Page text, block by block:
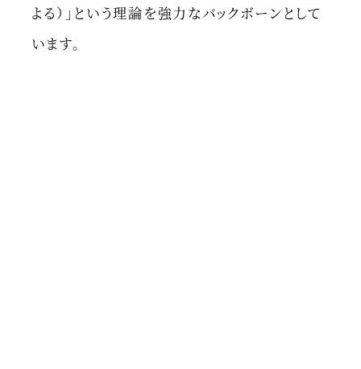
よる）」という理論を強力なバックボーンとして
います。